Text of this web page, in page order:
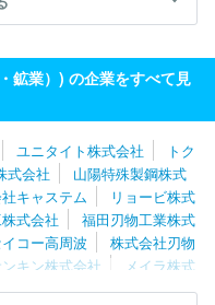
鉱業）) の企業をすべて見
ユニタイト株式会社
トク
式会社
山陽特殊製鋼株式
キャステム
リョービ株式
式会社
福田刃物工業株式
コー高周波
株式会社刃物
キン株式会社
メイラ株式
ガイ株式会社
株式会社フ